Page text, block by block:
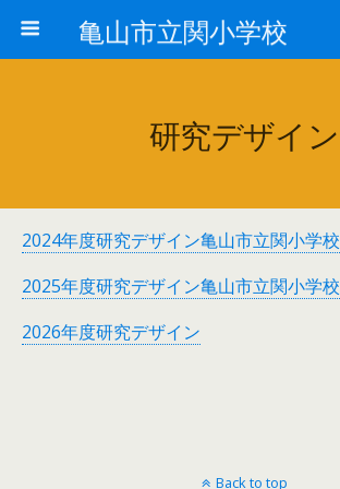
研究デザイン
2024年度研究デザイン亀山市立関小学校
2025年度研究デザイン亀山市立関小学校
2026年度研究デザイン
Back to top